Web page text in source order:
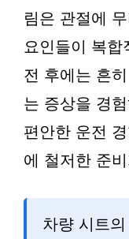
림은 관절에
요인들이 복합
전 후에는 흔
는 증상을 경
편안한 운전
에 철저한 준
차량 시트